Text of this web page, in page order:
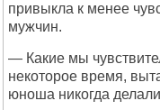
привыкла к менее
мужчин.
— Какие мы
некоторое время,
юноша никогда